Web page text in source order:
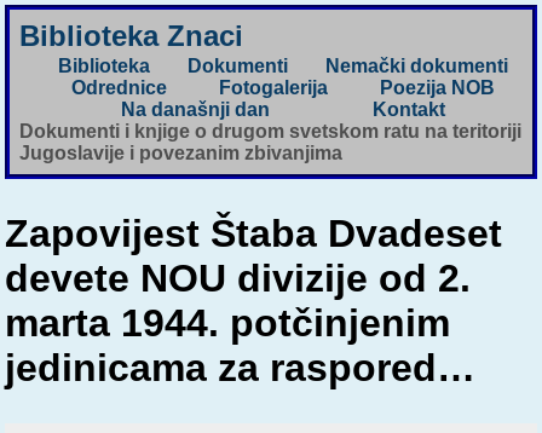
Biblioteka Znaci
Biblioteka Dokumenti
Nemački dokumenti
Odrednice
Fotogalerija
Poezija NOB
Na današnji dan
Kontakt
Dokumenti i knjige o drugom svetskom ratu na teritoriji
Jugoslavije i povezanim zbivanjima
Zapovijest Štaba Dvadeset
devete NOU divizije od 2.
marta 1944. potčinjenim
jedinicama za raspored…